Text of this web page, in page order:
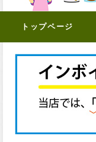
トップページ